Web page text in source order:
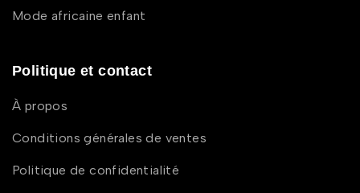
Mode africaine enfant
Politique et contact
À propos
Conditions générales de ventes
Politique de confidentialité